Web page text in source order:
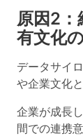
原因2：
有文化
データサイ
や企業文化
企業が成長
間での連携